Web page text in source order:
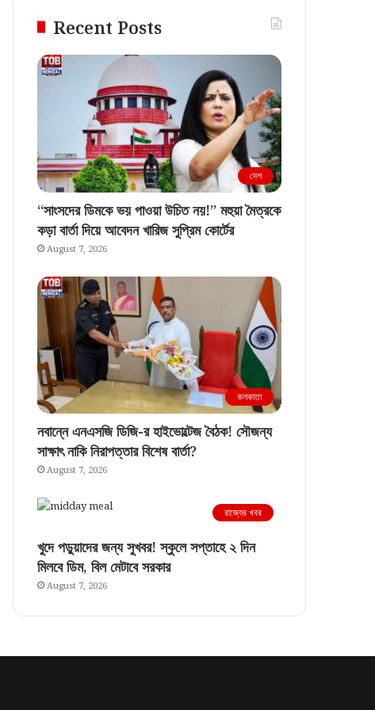
Recent Posts
দেশ
“সাংসদের ডিমকে ভয় পাওয়া উচিত নয়!” মহুয়া মৈত্রকে
কড়া বার্তা দিয়ে আবেদন খারিজ সুপ্রিম কোর্টের
August 7, 2026
কলকাতা
নবান্নে এনএসজি ডিজি-র হাইভোল্টেজ বৈঠক! সৌজন্য
সাক্ষাৎ নাকি নিরাপত্তার বিশেষ বার্তা?
August 7, 2026
রাজ্যের খবর
খুদে পড়ুয়াদের জন্য সুখবর! স্কুলে সপ্তাহে ২ দিন
মিলবে ডিম, বিল মেটাবে সরকার
August 7, 2026